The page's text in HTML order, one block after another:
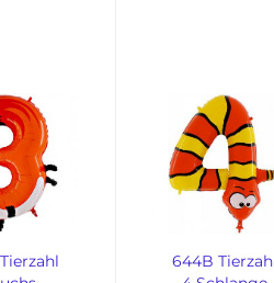
644B